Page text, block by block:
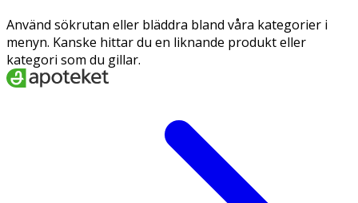
Använd sökrutan eller bläddra bland våra kategorier i
menyn. Kanske hittar du en liknande produkt eller
kategori som du gillar.